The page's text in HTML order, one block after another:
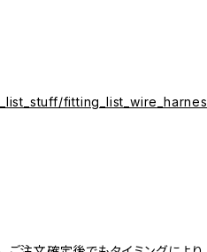
fitting_list_wire_harnes